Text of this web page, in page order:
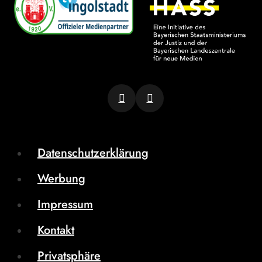
Datenschutzerklärung
Werbung
Impressum
Kontakt
Privatsphäre